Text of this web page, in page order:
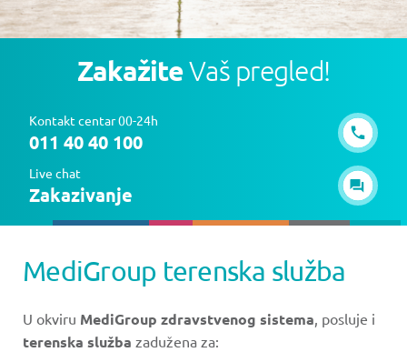
ZakažiteVaš pregled!
Kontakt centar 00-24h
011 40 40 100
Live chat
Zakazivanje
MediGroup terenska služba
U okviru MediGroup zdravstvenog sistema, posluje i
terenska služba zadužena za: